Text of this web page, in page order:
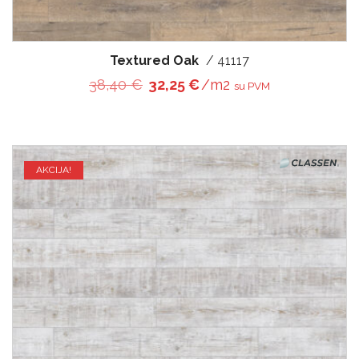
Textured Oak / 41117
38,40€ Original price was: 38,40 €.
32,25€Current price is: 32,25
/m2 su PVM
AKCIJA!